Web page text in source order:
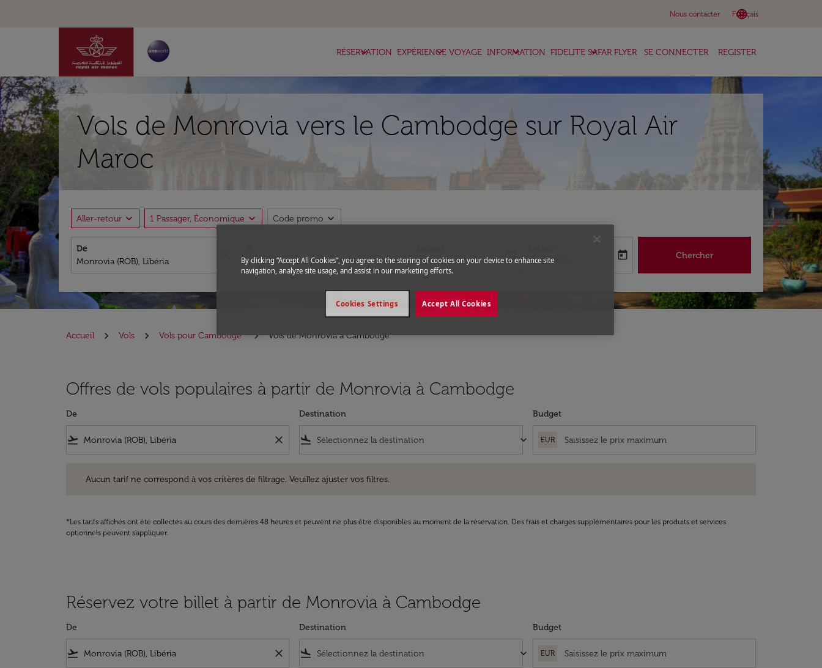
Nous contacter language
Français
keyboard_arrow_down
RÉSERVATION
keyboard_arrow_down EXPÉRIENCE VOYAGE
keyboard_arrow_down INFORMATION
keyboard_arrow_down FIDELITE SAFAR FLYER
keyboard_arrow_down SE CONNECTER REGISTER
Vols de Monrovia vers le Cambodge sur Royal Air
Maroc
Aller-retour expand_more 1 Passager, Économique expand_more Code promo expand_more
De
fc-booking-departure-date-aria-label
15/08/2026
today
fc-booking-return-date-aria-label
22/08/2026
today Chercher
Accueil Vols Vols pour Cambodge Vols de Monrovia a Cambodge
Offres de vols populaires à partir de Monrovia à Cambodge
De
flight_takeoff close
Destination
flight_land keyboard_arrow_down
Budget
EUR
Aucun tarif ne correspond à vos critères de filtrage. Veuillez ajuster vos filtres.
*Les tarifs affichés ont été collectés au cours des dernières 48 heures et peuvent ne plus être disponibles au moment de la réservation. Des frais et charges supplémentaires pour les produits et services
optionnels peuvent s'appliquer.
Réservez votre billet à partir de Monrovia à Cambodge
De
flight_takeoff close
Destination
flight_land keyboard_arrow_down
Budget
EUR
By clicking “Accept All Cookies”, you agree to the storing of cookies on your device to enhance site
navigation, analyze site usage, and assist in our marketing efforts.
Accept All Cookies
Cookies Settings